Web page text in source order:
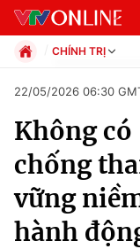
Chuyên mục
Chính trị
Xã hội
CHÍNH TRỊ
Xã hội
Pháp luật
Kinh tế
Thể thao
Truyền hình
Văn hóa -
Y tế
22/05/2026 06:30
Không
chống
vững
hành